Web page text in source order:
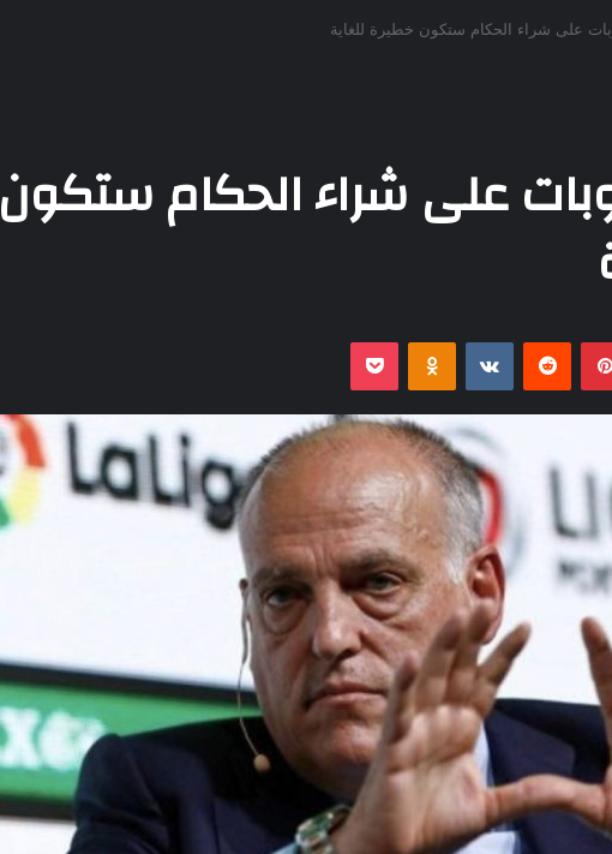
على شراء الحكام ستكون خطيرة للغاية
على شراء الحكام ستكون
بينتيريست Odnoklassniki
‫Pocket